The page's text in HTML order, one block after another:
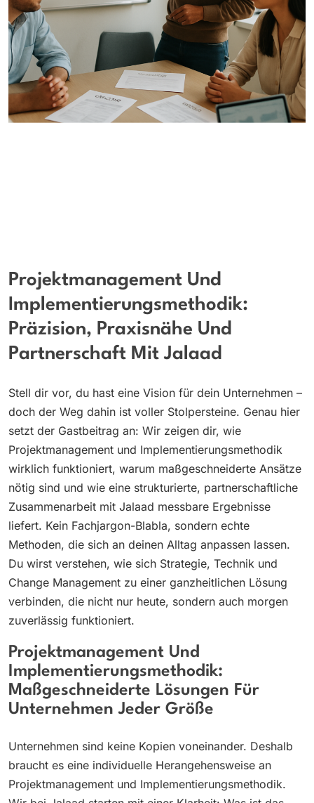
Projektmanagement Und
Implementierungsmethodik:
Präzision, Praxisnähe Und
Partnerschaft Mit Jalaad
Stell dir vor, du hast eine Vision für dein Unternehmen –
doch der Weg dahin ist voller Stolpersteine. Genau hier
setzt der Gastbeitrag an: Wir zeigen dir, wie
Projektmanagement und Implementierungsmethodik
wirklich funktioniert, warum maßgeschneiderte Ansätze
nötig sind und wie eine strukturierte, partnerschaftliche
Zusammenarbeit mit Jalaad messbare Ergebnisse
liefert. Kein Fachjargon-Blabla, sondern echte
Methoden, die sich an deinen Alltag anpassen lassen.
Du wirst verstehen, wie sich Strategie, Technik und
Change Management zu einer ganzheitlichen Lösung
verbinden, die nicht nur heute, sondern auch morgen
zuverlässig funktioniert.
Projektmanagement Und
Implementierungsmethodik:
Maßgeschneiderte Lösungen Für
Unternehmen Jeder Größe
Unternehmen sind keine Kopien voneinander. Deshalb
braucht es eine individuelle Herangehensweise an
Projektmanagement und Implementierungsmethodik.